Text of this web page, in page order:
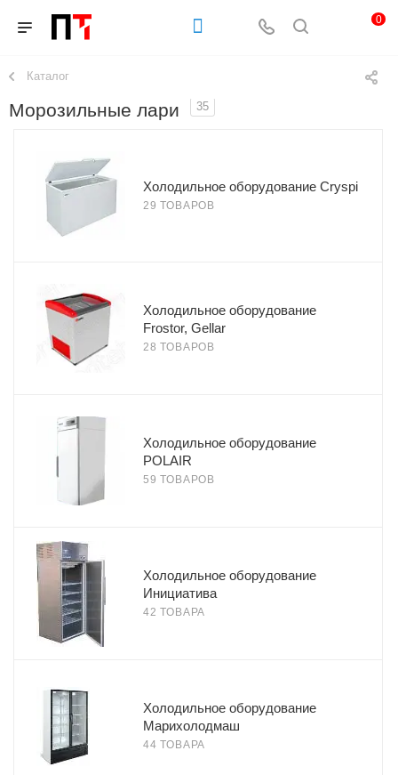
0
Каталог
Морозильные лари 35
Холодильное оборудование Cryspi
29 ТОВАРОВ
Холодильное оборудование
Frostor, Gellar
28 ТОВАРОВ
Холодильное оборудование
POLAIR
59 ТОВАРОВ
Холодильное оборудование
Инициатива
42 ТОВАРА
Холодильное оборудование
Марихолодмаш
44 ТОВАРА